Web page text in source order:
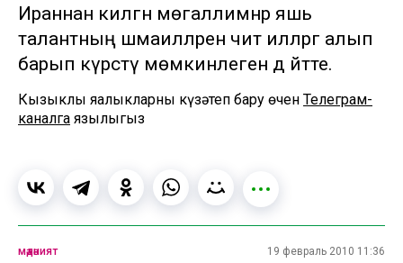
Ираннан килгән мөгаллимнәр яшь
талантның шәмаилләрен чит илләргә алып
барып күрсәтү мөмкинлеген дә әйтте.
Кызыклы яңалыкларны күзәтеп бару өчен Телеграм-
каналга язылыгыз
мәдәният 19 февраль 2010 11:36